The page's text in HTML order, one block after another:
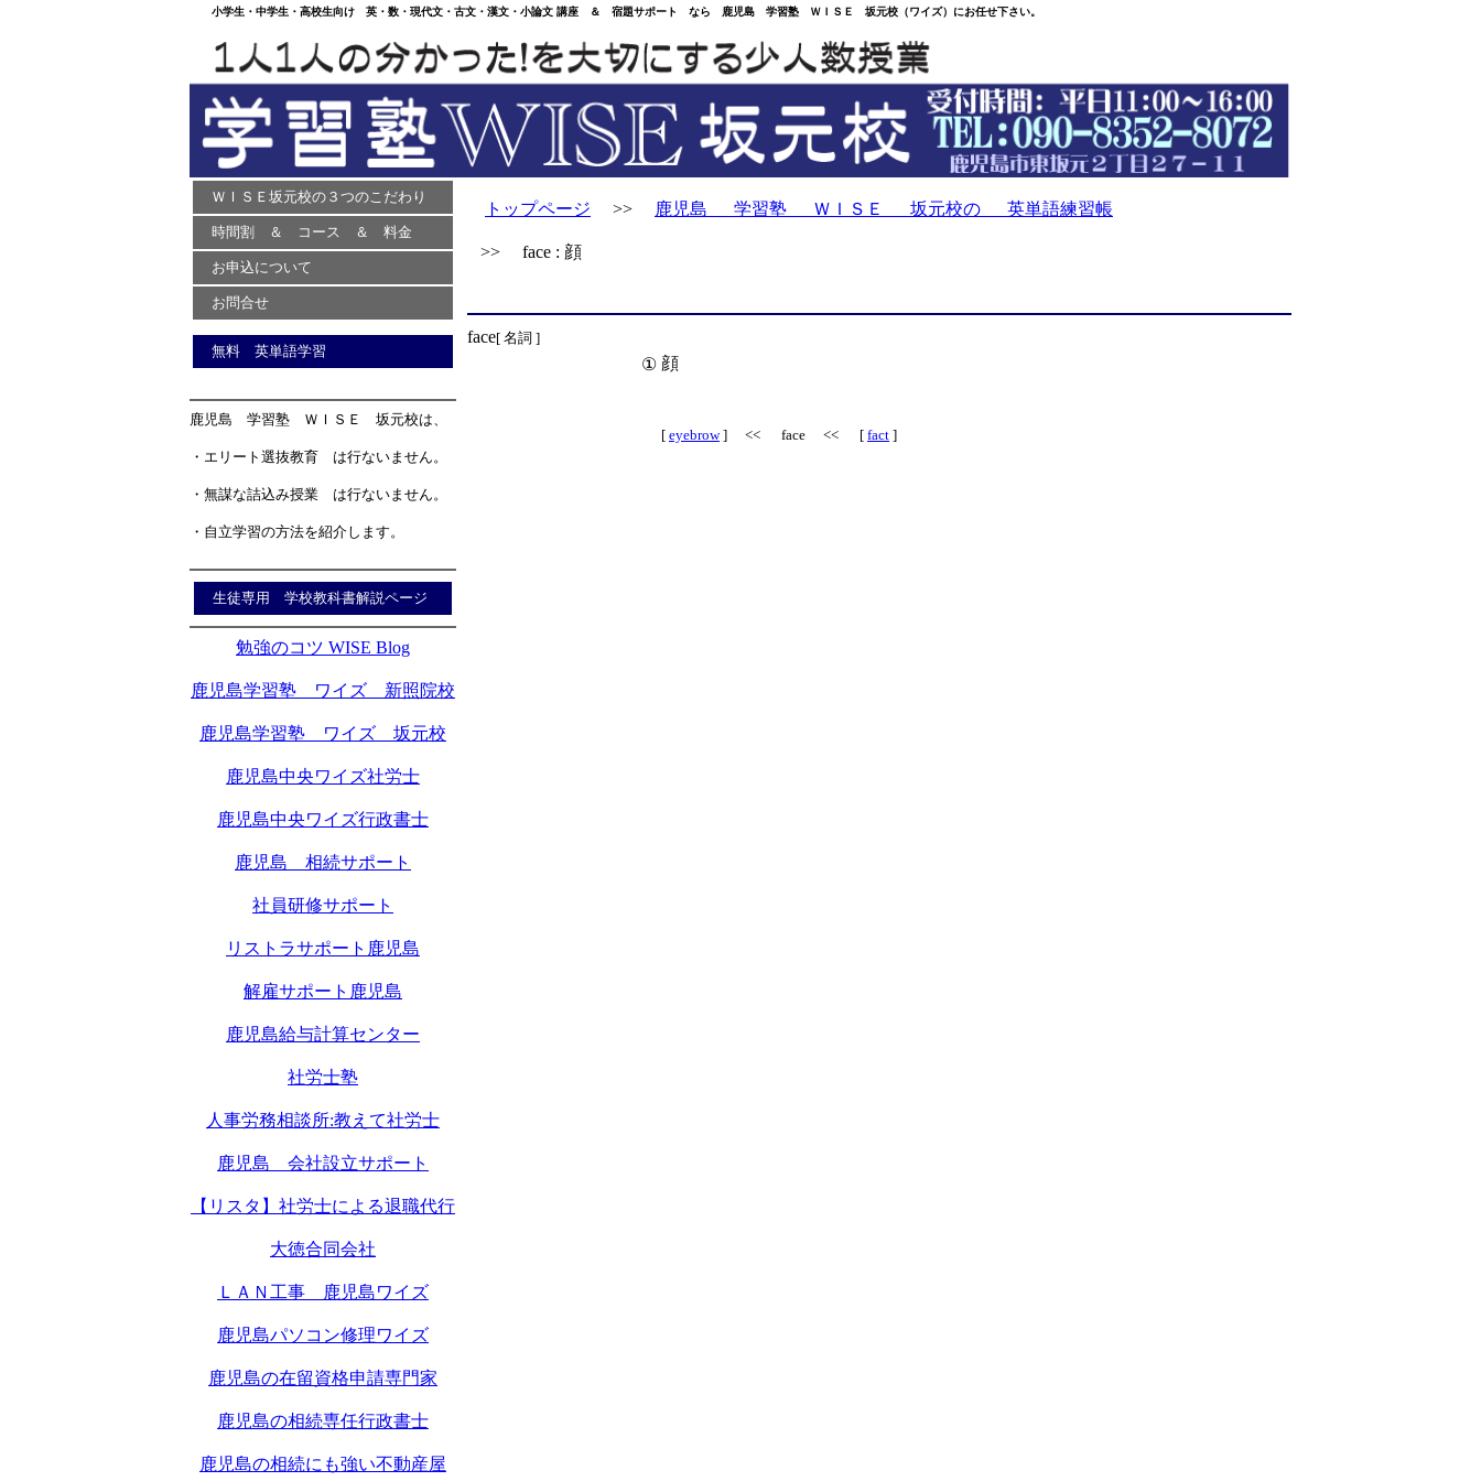
小学生・中学生・高校生向け 英・数・現代文・古文・漢文・小論文 講座 ＆ 宿題サポート なら 鹿児島 学習塾 ＷＩＳＥ 坂元校（ワイズ）にお任せ下さい。
ＷＩＳＥ坂元校の３つのこだわり
時間割 ＆ コース ＆ 料金
お申込について
お問合せ
無料 英単語学習
鹿児島 学習塾 ＷＩＳＥ 坂元校は、
・エリート選抜教育 は行ないません。
・無謀な詰込み授業 は行ないません。
・自立学習の方法を紹介します。
生徒専用 学校教科書解説ページ
勉強のコツ WISE Blog
鹿児島学習塾 ワイズ 新照院校
鹿児島学習塾 ワイズ 坂元校
鹿児島中央ワイズ社労士
鹿児島中央ワイズ行政書士
鹿児島 相続サポート
社員研修サポート
リストラサポート鹿児島
解雇サポート鹿児島
鹿児島給与計算センター
社労士塾
人事労務相談所:教えて社労士
鹿児島 会社設立サポート
【リスタ】社労士による退職代行
大徳合同会社
ＬＡＮ工事 鹿児島ワイズ
鹿児島パソコン修理ワイズ
鹿児島の在留資格申請専門家
鹿児島の相続専任行政書士
鹿児島の相続にも強い不動産屋
トップページ >> 鹿児島 学習塾 ＷＩＳＥ 坂元校の 英単語練習帳
>> face : 顔
face[ 名詞 ]
① 顔
[ eyebrow] << face << [ fact ]